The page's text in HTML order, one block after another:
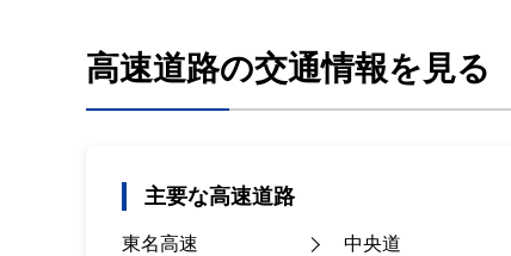
高速道路の交通情報を見る
主要な高速道路
東名高速 中央道